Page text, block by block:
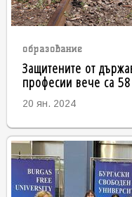
образование
Защитените от
професии вече са 58
20 ян. 2024